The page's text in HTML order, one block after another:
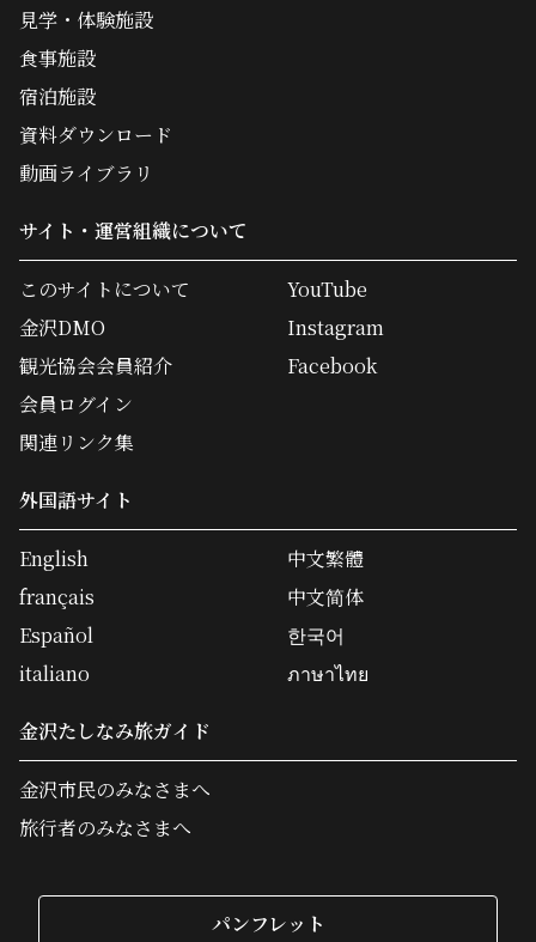
見学・体験施設
食事施設
宿泊施設
資料ダウンロード
動画ライブラリ
サイト・運営組織について
このサイトについて
金沢DMO
観光協会会員紹介
会員ログイン
関連リンク集
YouTube
Instagram
Facebook
外国語サイト
English
français
Español
italiano
中文繁體
中文简体
한국어
ภาษาไทย
金沢たしなみ旅ガイド
金沢市民のみなさまへ
旅行者のみなさまへ
パンフレット